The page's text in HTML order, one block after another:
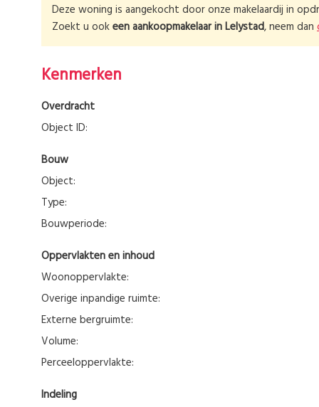
Deze woning is aangekocht door onze makelaardij in
Zoekt u ookeen aankoopmakelaar inLelystad, neem dan
Kenmerken
Overdracht
Object ID:
Bouw
Object:
Type:
Bouwperiode:
Oppervlakten en inhoud
Woonoppervlakte:
Overige inpandige ruimte:
Externe bergruimte:
Volume:
Perceeloppervlakte:
Indeling